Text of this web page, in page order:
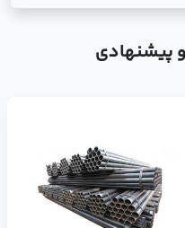
پیشنهادی